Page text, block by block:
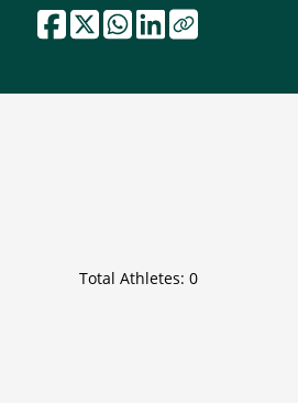
Total Athletes: 0